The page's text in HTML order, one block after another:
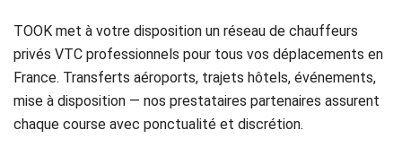
NOW
Accueil
TOOK met à votre disposition un réseau de chauffeurs
privés VTC professionnels pour tous vos déplacements en
France. Transferts aéroports, trajets hôtels, événements,
mise à disposition — nos prestataires partenaires assurent
chaque course avec ponctualité et discrétion.